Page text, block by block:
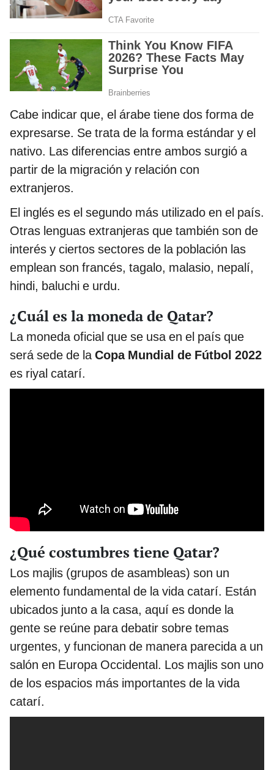
Cabe indicar que, el árabe tiene dos forma de
expresarse. Se trata de la forma estándar y el
nativo. Las diferencias entre ambos surgió a
partir de la migración y relación con
extranjeros.
El inglés es el segundo más utilizado en el país.
Otras lenguas extranjeras que también son de
interés y ciertos sectores de la población las
emplean son francés, tagalo, malasio, nepalí,
hindi, baluchi e urdu.
¿Cuál es la moneda de Qatar?
La moneda oficial que se usa en el país que
será sede de la Copa Mundial de Fútbol 2022
es riyal catarí.
¿Qué costumbres tiene Qatar?
Los majlis (grupos de asambleas) son un
elemento fundamental de la vida catarí. Están
ubicados junto a la casa, aquí es donde la
gente se reúne para debatir sobre temas
urgentes, y funcionan de manera parecida a un
salón en Europa Occidental. Los majlis son uno
de los espacios más importantes de la vida
catarí.